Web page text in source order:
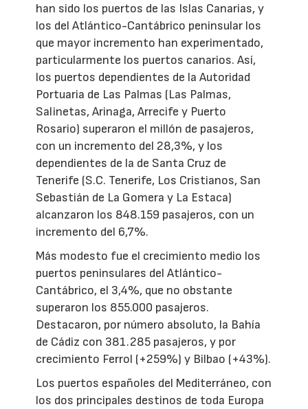
han sido los puertos de las Islas Canarias, y
los del Atlántico-Cantábrico peninsular los
que mayor incremento han experimentado,
particularmente los puertos canarios. Así,
los puertos dependientes de la Autoridad
Portuaria de Las Palmas (Las Palmas,
Salinetas, Arinaga, Arrecife y Puerto
Rosario) superaron el millón de pasajeros,
con un incremento del 28,3%, y los
dependientes de la de Santa Cruz de
Tenerife (S.C. Tenerife, Los Cristianos, San
Sebastián de La Gomera y La Estaca)
alcanzaron los 848.159 pasajeros, con un
incremento del 6,7%.
Más modesto fue el crecimiento medio los
puertos peninsulares del Atlántico-
Cantábrico, el 3,4%, que no obstante
superaron los 855.000 pasajeros.
Destacaron, por número absoluto, la Bahía
de Cádiz con 381.285 pasajeros, y por
crecimiento Ferrol (+259%) y Bilbao (+43%).
Los puertos españoles del Mediterráneo, con
los dos principales destinos de toda Europa